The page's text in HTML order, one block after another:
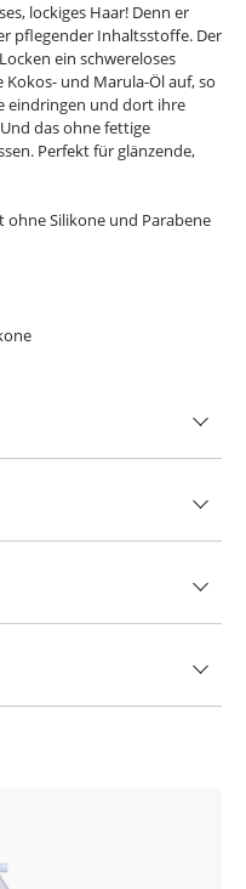
lockiges Haar! Denn er
pflegender Inhaltsstoffe. Der
ein schwereloses
und Marula-Öl auf, so
eindringen und dort ihre
das ohne fettige
Perfekt für glänzende,
Silikone und Parabene